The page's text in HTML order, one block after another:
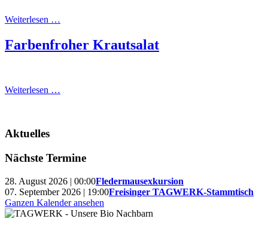
Weiterlesen …
Farbenfroher Krautsalat
Weiterlesen …
Aktuelles
Nächste Termine
28. August 2026 | 00:00Fledermausexkursion
07. September 2026 | 19:00Freisinger TAGWERK-Stammtisch
Ganzen Kalender ansehen